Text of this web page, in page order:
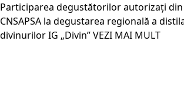
Participarea degustătorilor autorizați din
CNSAPSA la degustarea regională a
divinurilor IG „Divin”VEZI MAI MULT